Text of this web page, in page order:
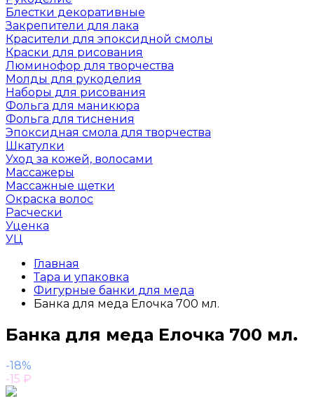
Блестки декоративные
Закрепители для лака
Красители для эпоксидной смолы
Краски для рисования
Люминофор для творчества
Молды для рукоделия
Наборы для рисования
Фольга для маникюра
Фольга для тиснения
Эпоксидная смола для творчества
Шкатулки
Уход за кожей, волосами
Массажеры
Массажные щетки
Окраска волос
Расчески
Уценка
УЦ
Главная
Тара и упаковка
Фигурные банки для меда
Банка для меда Елочка 700 мл.
Банка для меда Елочка 700 мл.
-18%
-15 ₽